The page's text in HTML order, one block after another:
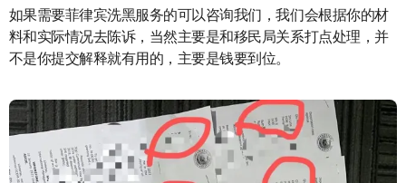
如果需要菲律宾洗黑服务的可以咨询我们，我们会根据你的材
料和实际情况去陈诉，当然主要是和移民局关系打点处理，并
不是你提交解释就有用的，主要是钱要到位。